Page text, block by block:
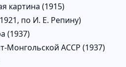
картина (1915)
по И. Е. Репину)
(1937)
Монгольской АССР (1937)